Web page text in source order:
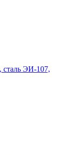
ЭИ-107,